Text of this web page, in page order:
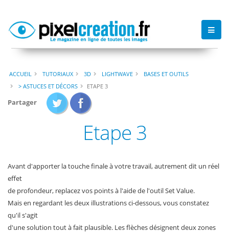
ACCUEIL TUTORIAUX 3D LIGHTWAVE
BASES ET OUTILS
> ASTUCES ET DÉCORS
ETAPE 3
Partager
Etape 3
Avant d'apporter la touche finale à votre travail, autrement dit un réel
effet
de profondeur, replacez vos points à l'aide de l'outil Set Value.
Mais en regardant les deux illustrations ci-dessous, vous constatez
qu'il s'agit
d'une solution tout à fait plausible. Les flèches désignent deux zones